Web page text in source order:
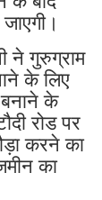
ने गुरुग्राम
के लिए
बनाने के
रोड पर
करने का
का